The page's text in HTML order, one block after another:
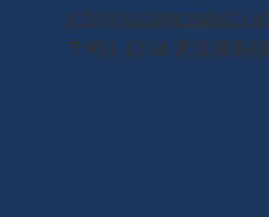
info@yuriageasaichi.jp
〒981-1204 宮城県名